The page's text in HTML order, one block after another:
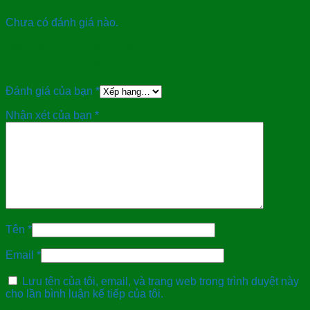
Chưa có đánh giá nào.
Đánh giá của bạn *
Nhận xét của bạn *
Tên *
Email *
Lưu tên của tôi, email, và trang web trong trình duyệt này
cho lần bình luận kế tiếp của tôi.